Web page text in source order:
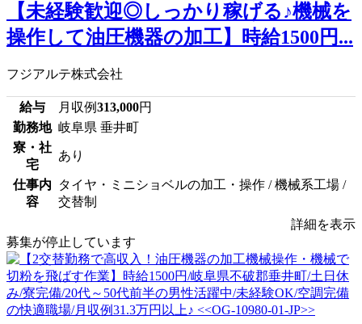
【未経験歓迎◎しっかり稼げる♪機械を
操作して油圧機器の加工】時給1500円...
フジアルテ株式会社
給与 月収例313,000円
勤務地 岐阜県 垂井町
寮・社
宅
あり
仕事内
容
タイヤ・ミニショベルの加工・操作 / 機械系工場 /
交替制
詳細を表示
募集が停止しています